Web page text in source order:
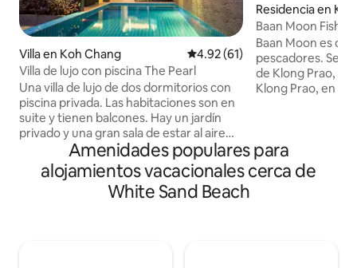
Villa en Koh Chang Calificación promedio: 4.92 de
4.92 (61)
Villa de lujo con piscina The Pearl
Una villa de lujo de dos dormitorios con
piscina privada. Las habitaciones son en
suite y tienen balcones. Hay un jardín
privado y una gran sala de estar al aire
libre alrededor de la piscina. La villa está
totalmente climatizada en todas partes
y con accesorios y accesorios de primera
calidad como televisores de pantalla
Residencia en Ko
Baan Moon
mar, 2 camas.
Baan Moon es
pescadores. Se
de Klong Prao, a
Klong Prao, en la
experimentar. Es un lugar tranquilo lejos
de las multitudes
cualquier
Amenidades populares para
alojamientos vacacionales cerca de
White Sand Beach